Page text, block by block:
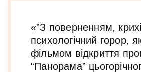
«”З поверненням,
психологічний горор,
фільмом відкриття
“Панорама”